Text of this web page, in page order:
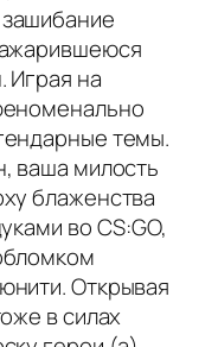
Играя на
темы.
ваша милость
блаженства
во CS:GO,
Открывая
в силах